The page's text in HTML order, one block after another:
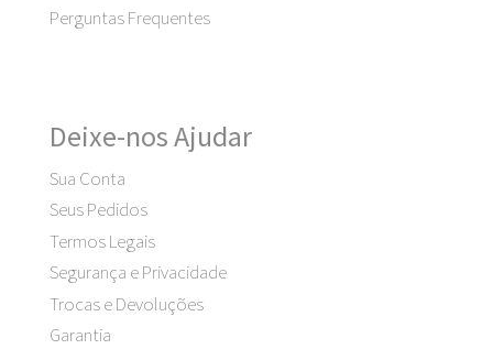
Perguntas Frequentes
Deixe-nos Ajudar
Sua Conta
Seus Pedidos
Termos Legais
Segurança e Privacidade
Trocas e Devoluções
Garantia